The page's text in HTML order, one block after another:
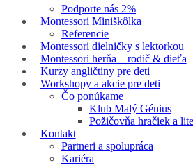
Podporte nás 2%
Montessori Miniškôlka
Referencie
Montessori dielničky s lektorkou
Montessori herňa – rodič & dieťa
Kurzy angličtiny pre deti
Workshopy a akcie pre deti
Čo ponúkame
Klub Malý Génius
Požičovňa hračiek a
Kontakt
Partneri a spolupráca
Kariéra